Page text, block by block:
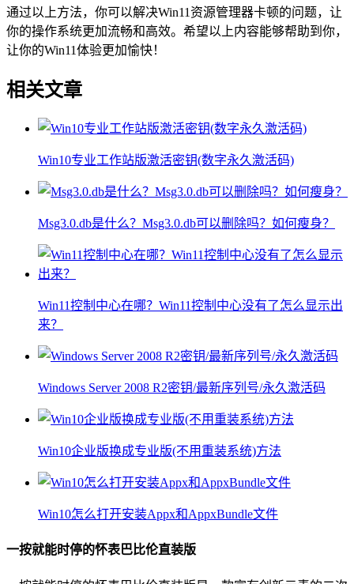
通过以上方法，你可以解决Win11资源管理器卡顿的问题，让
你的操作系统更加流畅和高效。希望以上内容能够帮助到你，
让你的Win11体验更加愉快！
相关文章
Win10专业工作站版激活密钥(数字永久激活码)
Msg3.0.db是什么？Msg3.0.db可以删除吗？如何瘦身？
Win11控制中心在哪？Win11控制中心没有了怎么显示出
来？
Windows Server 2008 R2密钥/最新序列号/永久激活码
Win10企业版换成专业版(不用重装系统)方法
Win10怎么打开安装Appx和AppxBundle文件
一按就能时停的怀表巴比伦直装版